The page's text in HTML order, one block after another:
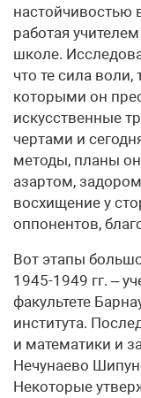
настойчивостью
работая
школе.
что те сила воли,
которыми он
искусственные
чертами и
методы, планы
азартом,
восхищение у
оппонентов,
Вот этапы
1945-1949 гг. –
факультете
института.
и математики и
Нечунаево
Некоторые